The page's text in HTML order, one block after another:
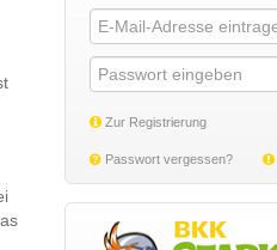
Zur Registrierung
Passwort vergessen?